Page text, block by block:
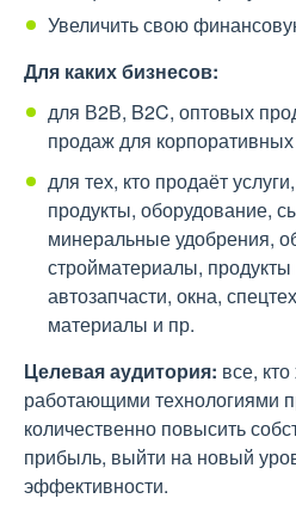
Увеличить свою
Для каких бизнесов:
для В2В, B2C, оптовых
продаж для корпоративных
для тех, кто продаёт
продукты, оборудование,
минеральные удобрения,
стройматериалы, продукты
автозапчасти, окна,
материалы и пр.
Целевая аудитория: все,
работающими технологиями
количественно повысить
прибыль, выйти на новый
эффективности.